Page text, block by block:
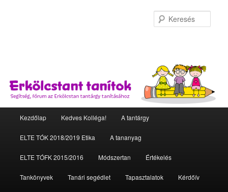
Tovább az elsődleges tartalomra
Tovább a másodlagos tartalomra
Kezdőlap Kedves Kolléga! A tantárgy
ELTE TÓK 2018/2019 Etika A tananyag
ELTE TÓFK 2015/2016 Módszertan Értékelés
Tankönyvek Tanári segédlet Tapasztalatok Kérdőív